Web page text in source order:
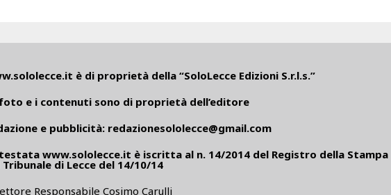
è di proprietà della “SoloLecce Edizioni S.r.l.s.”
e i contenuti sono di proprietà dell’editore
e pubblicità: redazionesololecce@gmail.com
www.sololecce.it è iscritta al n. 14/2014 del Registro della Stampa
Tribunale di Lecce del 14/10/14
Responsabile Cosimo Carulli